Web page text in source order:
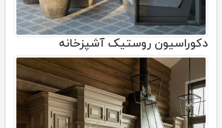
دکوراسیون روستیک آشپزخانه